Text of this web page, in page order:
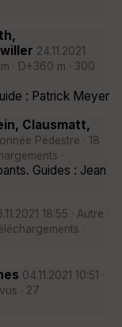
24.11.2021
· D+360 m · 300
: Patrick Meyer
Clausmatt,
Pédestre · 18
·
Guides : Jean
18:55 · Autre ·
·
04.11.2021 10:51 ·
· 27